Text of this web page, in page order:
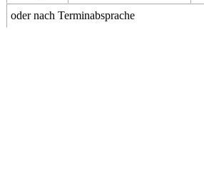
oder nach Terminabsprache